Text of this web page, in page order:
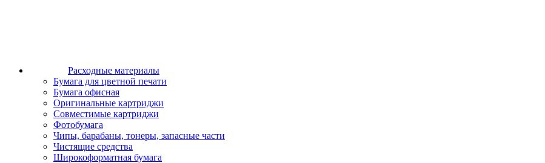
Расходные материалы
Бумага для цветной печати
Бумага офисная
Оригинальные картриджи
Совместимые картриджи
Фотобумага
Чипы, барабаны, тонеры, запасные части
Чистящие средства
Широкоформатная бумага